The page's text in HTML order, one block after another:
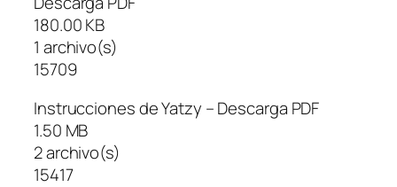
180.00 KB
1 archivo(s)
15709
Instrucciones de Yatzy – Descarga PDF
1.50 MB
2 archivo(s)
15417